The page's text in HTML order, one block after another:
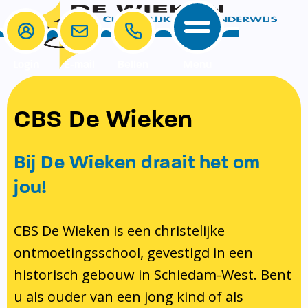
School
School
Onze visie rondom christelijke
identiteit
Pedagogisch klimaat en veiligheid
Bibliotheek
Ondersteuning
Ouders
MR & GMR
Aanmelden nieuwe leerling
Verlof aanvragen
Bibliotheek op school
Te weinig geld?
Contact
E-mail
CBS De Wieken
Bij De Wieken draait het om
jou!
CBS De Wieken is een christelijke
ontmoetingsschool, gevestigd in een
historisch gebouw in Schiedam-West. Bent
u als ouder van een jong kind of als